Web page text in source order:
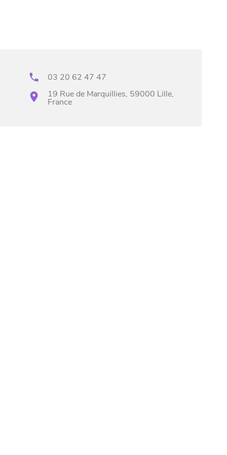
03 20 62 47 47
19 Rue de Marquillies, 59000 Lille,
France
service possible, nous utilisons
selon la fréquentation.